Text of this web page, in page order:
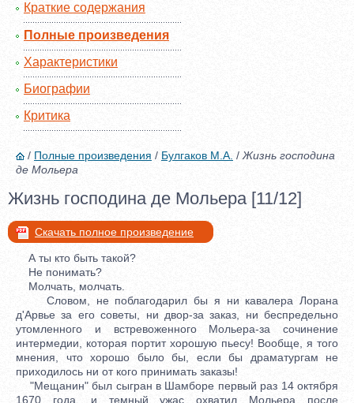
Краткие содержания
Полные произведения
Характеристики
Биографии
Критика
/ Полные произведения / Булгаков М.А. / Жизнь господина
де Мольера
Жизнь господина де Мольера [11/12]
Скачать полное произведение
А ты кто быть такой?
Не понимать?
Молчать, молчать.
Словом, не поблагодарил бы я ни кавалера Лорана
д'Арвье за его советы, ни двор-за заказ, ни беспредельно
утомленного и встревоженного Мольера-за сочинение
интермедии, которая портит хорошую пьесу! Вообще, я того
мнения, что хорошо было бы, если бы драматургам не
приходилось ни от кого принимать заказы!
"Мещанин" был сыгран в Шамборе первый раз 14 октября
1670 года, и темный ужас охватил Мольера после